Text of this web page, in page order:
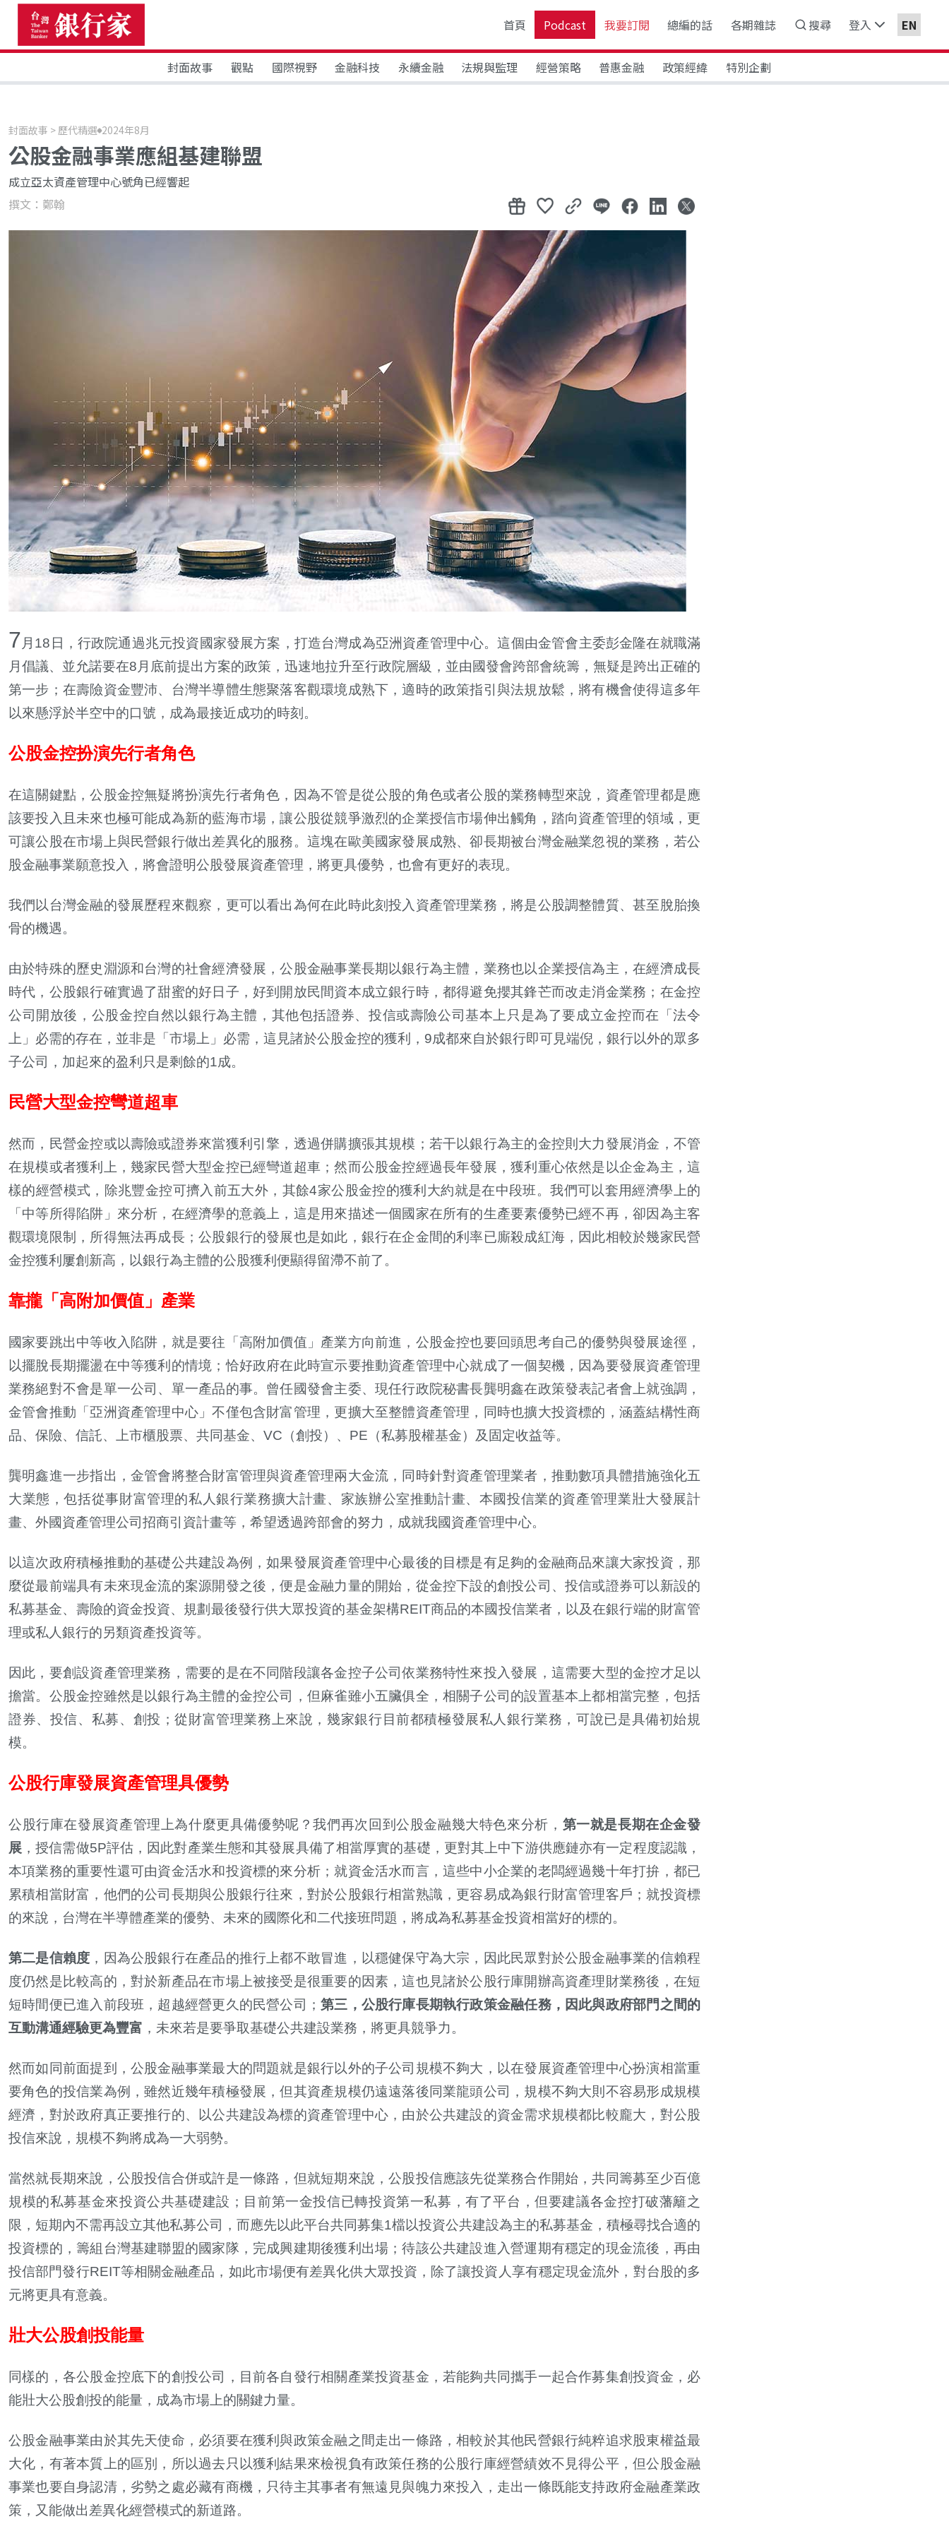
首頁 Podcast 我要訂閱 總編的話 各期雜誌 搜尋 登入 EN
封面故事 觀點 國際視野 金融科技 永續金融 法規與監理 經營策略 普惠金融 政策經緯 特別企劃
封面故事 > 歷代精選 2024年8月
公股金融事業應組基建聯盟
成立亞太資產管理中心號角已經響起
撰文：鄭翰
7 月18日，行政院通過兆元投資國家發展方案，打造台灣成為亞洲資產管理中心。這個由金管會主委彭金隆在就職滿
月倡議、並允諾要在8月底前提出方案的政策，迅速地拉升至行政院層級，並由國發會跨部會統籌，無疑是跨出正確的
第一步；在壽險資金豐沛、台灣半導體生態聚落客觀環境成熟下，適時的政策指引與法規放鬆，將有機會使得這多年
以來懸浮於半空中的口號，成為最接近成功的時刻。
公股金控扮演先行者角色
在這關鍵點，公股金控無疑將扮演先行者角色，因為不管是從公股的角色或者公股的業務轉型來說，資產管理都是應
該要投入且未來也極可能成為新的藍海市場，讓公股從競爭激烈的企業授信市場伸出觸角，踏向資產管理的領域，更
可讓公股在市場上與民營銀行做出差異化的服務。這塊在歐美國家發展成熟、卻長期被台灣金融業忽視的業務，若公
股金融事業願意投入，將會證明公股發展資產管理，將更具優勢，也會有更好的表現。
我們以台灣金融的發展歷程來觀察，更可以看出為何在此時此刻投入資產管理業務，將是公股調整體質、甚至脫胎換
骨的機遇。
由於特殊的歷史淵源和台灣的社會經濟發展，公股金融事業長期以銀行為主體，業務也以企業授信為主，在經濟成長
時代，公股銀行確實過了甜蜜的好日子，好到開放民間資本成立銀行時，都得避免攖其鋒芒而改走消金業務；在金控
公司開放後，公股金控自然以銀行為主體，其他包括證券、投信或壽險公司基本上只是為了要成立金控而在「法令
上」必需的存在，並非是「市場上」必需，這見諸於公股金控的獲利，9成都來自於銀行即可見端倪，銀行以外的眾多
子公司，加起來的盈利只是剩餘的1成。
民營大型金控彎道超車
然而，民營金控或以壽險或證券來當獲利引擎，透過併購擴張其規模；若干以銀行為主的金控則大力發展消金，不管
在規模或者獲利上，幾家民營大型金控已經彎道超車；然而公股金控經過長年發展，獲利重心依然是以企金為主，這
樣的經營模式，除兆豐金控可擠入前五大外，其餘4家公股金控的獲利大約就是在中段班。我們可以套用經濟學上的
「中等所得陷阱」來分析，在經濟學的意義上，這是用來描述一個國家在所有的生產要素優勢已經不再，卻因為主客
觀環境限制，所得無法再成長；公股銀行的發展也是如此，銀行在企金間的利率已廝殺成紅海，因此相較於幾家民營
金控獲利屢創新高，以銀行為主體的公股獲利便顯得留滯不前了。
靠攏「高附加價值」產業
國家要跳出中等收入陷阱，就是要往「高附加價值」產業方向前進，公股金控也要回頭思考自己的優勢與發展途徑，
以擺脫長期擺盪在中等獲利的情境；恰好政府在此時宣示要推動資產管理中心就成了一個契機，因為要發展資產管理
業務絕對不會是單一公司、單一產品的事。曾任國發會主委、現任行政院秘書長龔明鑫在政策發表記者會上就強調，
金管會推動「亞洲資產管理中心」不僅包含財富管理，更擴大至整體資產管理，同時也擴大投資標的，涵蓋結構性商
品、保險、信託、上市櫃股票、共同基金、VC（創投）、PE（私募股權基金）及固定收益等。
龔明鑫進一步指出，金管會將整合財富管理與資產管理兩大金流，同時針對資產管理業者，推動數項具體措施強化五
大業態，包括從事財富管理的私人銀行業務擴大計畫、家族辦公室推動計畫、本國投信業的資產管理業壯大發展計
畫、外國資產管理公司招商引資計畫等，希望透過跨部會的努力，成就我國資產管理中心。
以這次政府積極推動的基礎公共建設為例，如果發展資產管理中心最後的目標是有足夠的金融商品來讓大家投資，那
麼從最前端具有未來現金流的案源開發之後，便是金融力量的開始，從金控下設的創投公司、投信或證券可以新設的
私募基金、壽險的資金投資、規劃最後發行供大眾投資的基金架構REIT商品的本國投信業者，以及在銀行端的財富管
理或私人銀行的另類資產投資等。
因此，要創設資產管理業務，需要的是在不同階段讓各金控子公司依業務特性來投入發展，這需要大型的金控才足以
擔當。公股金控雖然是以銀行為主體的金控公司，但麻雀雖小五臟俱全，相關子公司的設置基本上都相當完整，包括
證券、投信、私募、創投；從財富管理業務上來說，幾家銀行目前都積極發展私人銀行業務，可說已是具備初始規
模。
公股行庫發展資產管理具優勢
公股行庫在發展資產管理上為什麼更具備優勢呢？我們再次回到公股金融幾大特色來分析， 第一就是長期在企金發
展 ，授信需做5P評估，因此對產業生態和其發展具備了相當厚實的基礎，更對其上中下游供應鏈亦有一定程度認識，
本項業務的重要性還可由資金活水和投資標的來分析；就資金活水而言，這些中小企業的老闆經過幾十年打拚，都已
累積相當財富，他們的公司長期與公股銀行往來，對於公股銀行相當熟識，更容易成為銀行財富管理客戶；就投資標
的來說，台灣在半導體產業的優勢、未來的國際化和二代接班問題，將成為私募基金投資相當好的標的。
第二是信賴度 ，因為公股銀行在產品的推行上都不敢冒進，以穩健保守為大宗，因此民眾對於公股金融事業的信賴程
度仍然是比較高的，對於新產品在市場上被接受是很重要的因素，這也見諸於公股行庫開辦高資產理財業務後，在短
短時間便已進入前段班，超越經營更久的民營公司； 第三，公股行庫長期執行政策金融任務，因此與政府部門之間的
互動溝通經驗更為豐富 ，未來若是要爭取基礎公共建設業務，將更具競爭力。
然而如同前面提到，公股金融事業最大的問題就是銀行以外的子公司規模不夠大，以在發展資產管理中心扮演相當重
要角色的投信業為例，雖然近幾年積極發展，但其資產規模仍遠遠落後同業龍頭公司，規模不夠大則不容易形成規模
經濟，對於政府真正要推行的、以公共建設為標的資產管理中心，由於公共建設的資金需求規模都比較龐大，對公股
投信來說，規模不夠將成為一大弱勢。
當然就長期來說，公股投信合併或許是一條路，但就短期來說，公股投信應該先從業務合作開始，共同籌募至少百億
規模的私募基金來投資公共基礎建設；目前第一金投信已轉投資第一私募，有了平台，但要建議各金控打破藩籬之
限，短期內不需再設立其他私募公司，而應先以此平台共同募集1檔以投資公共建設為主的私募基金，積極尋找合適的
投資標的，籌組台灣基建聯盟的國家隊，完成興建期後獲利出場；待該公共建設進入營運期有穩定的現金流後，再由
投信部門發行REIT等相關金融產品，如此市場便有差異化供大眾投資，除了讓投資人享有穩定現金流外，對台股的多
元將更具有意義。
壯大公股創投能量
同樣的，各公股金控底下的創投公司，目前各自發行相關產業投資基金，若能夠共同攜手一起合作募集創投資金，必
能壯大公股創投的能量，成為市場上的關鍵力量。
公股金融事業由於其先天使命，必須要在獲利與政策金融之間走出一條路，相較於其他民營銀行純粹追求股東權益最
大化，有著本質上的區別，所以過去只以獲利結果來檢視負有政策任務的公股行庫經營績效不見得公平，但公股金融
事業也要自身認清，劣勢之處必藏有商機，只待主其事者有無遠見與魄力來投入，走出一條既能支持政府金融產業政
策，又能做出差異化經營模式的新道路。